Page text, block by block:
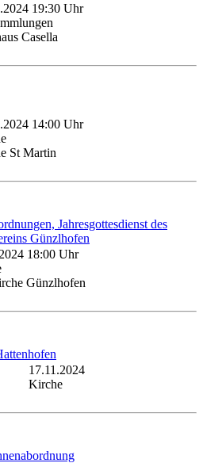
19:30 Uhr
Casella
14:00 Uhr
St Martin
Jahresgottesdienst des
Günzlhofen
18:00 Uhr
Günzlhofen
17.11.2024
Kirche